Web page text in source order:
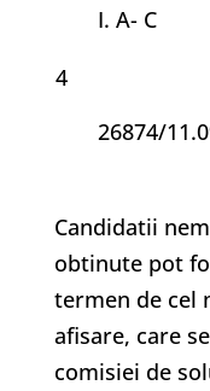
4
I. A- C
26874/
Candidatii
obtinute pot
termen de cel
afisare, care
comisiei de